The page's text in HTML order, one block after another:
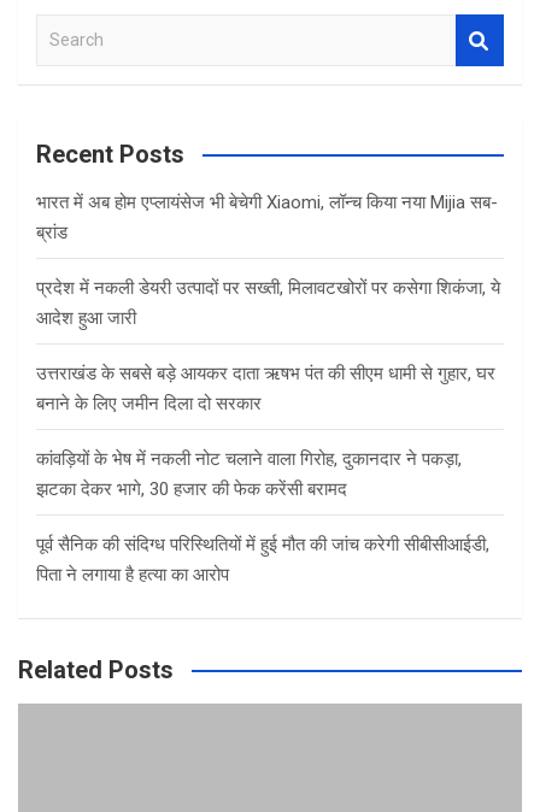
a
c
Recent Posts
भारत में अब होम एप्लायंसेज भी बेचेगी Xiaomi, लॉन्च किया नया Mijia सब-
ब्रांड
प्रदेश में नकली डेयरी उत्पादों पर सख्ती, मिलावटखोरों पर कसेगा शिकंजा, ये
आदेश हुआ जारी
उत्तराखंड के सबसे बड़े आयकर दाता ऋषभ पंत की सीएम धामी से गुहार, घर
बनाने के लिए जमीन दिला दो सरकार
कांवड़ियों के भेष में नकली नोट चलाने वाला गिरोह, दुकानदार ने पकड़ा,
झटका देकर भागे, 30 हजार की फेक करेंसी बरामद
पूर्व सैनिक की संदिग्ध परिस्थितियों में हुई मौत की जांच करेगी सीबीसीआईडी,
पिता ने लगाया है हत्या का आरोप
Related Posts